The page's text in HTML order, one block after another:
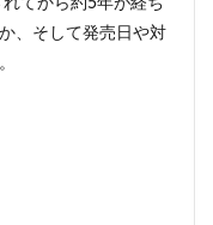
てから約5年が経ち
、そして発売日や対